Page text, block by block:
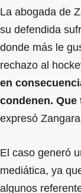
La abogada de
su defendida
donde más le
rechazo al
en
condenen.
expresó
El caso generó
mediática, ya
algunos